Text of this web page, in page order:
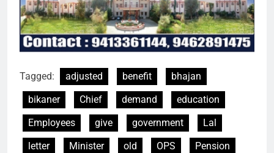
Tagged: adjusted benefit
bhajan
bikaner
Chief demand
education
Employees
give government
Lal
letter
Minister old OPS
Pension